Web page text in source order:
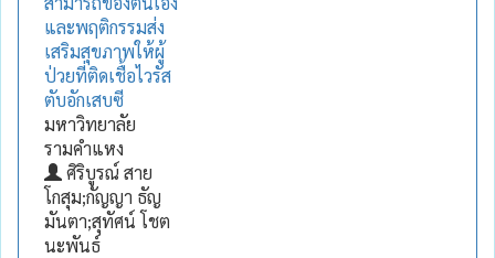
และพฤติกรรมส่ง
เสริมสุขภาพให้ผู้
ป่วยที่ติดเชื้อไวรัส
ตับอักเสบซี
มหาวิทยาลัย
รามคำแหง
ศิริบูรณ์ สาย
โกสุม;กัญญา ธัญ
มันตา;สุทัศน์ โชต
นะพันธ์